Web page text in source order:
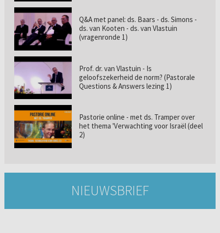
Q&A met panel: ds. Baars - ds. Simons -
ds. van Kooten - ds. van Vlastuin
(vragenronde 1)
Prof. dr. van Vlastuin - Is
geloofszekerheid de norm? (Pastorale
Questions & Answers lezing 1)
Pastorie online - met ds. Tramper over
het thema 'Verwachting voor Israël (deel
2)
NIEUWSBRIEF